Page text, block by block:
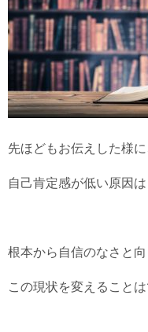
先ほどもお伝えした様に
自己肯定感が低い原因は
根本から自信のなさと
この現状を変えることは